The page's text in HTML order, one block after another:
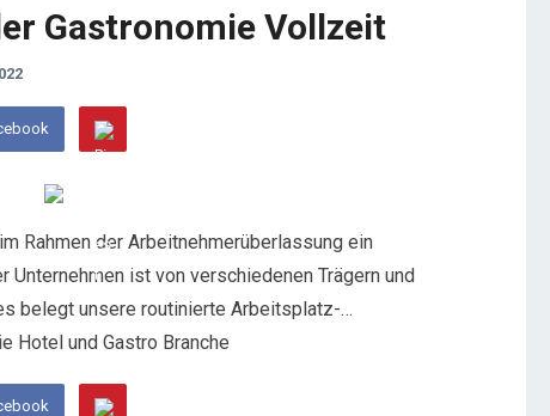
Gastronomie Vollzeit
Rahmen der Arbeitnehmerüberlassung ein
ist von verschiedenen Trägern und
belegt unsere routinierte Arbeitsplatz-…
Hotel und Gastro Branche